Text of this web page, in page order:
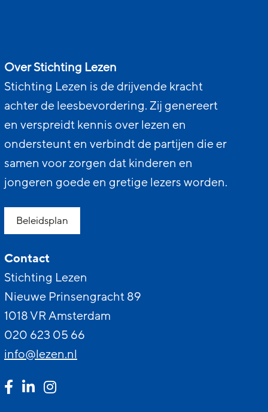
Over Stichting Lezen
Stichting Lezen is de drijvende kracht
achter de leesbevordering. Zij genereert
en verspreidt kennis over lezen en
ondersteunt en verbindt de partijen die er
samen voor zorgen dat kinderen en
jongeren goede en gretige lezers worden.
Beleidsplan
Contact
Stichting Lezen
Nieuwe Prinsengracht 89
1018 VR Amsterdam
020 623 05 66
info@lezen.nl